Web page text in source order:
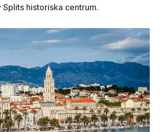
Splits historiska centrum.